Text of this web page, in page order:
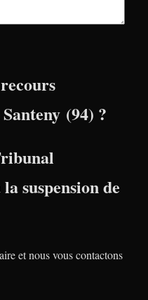
(94) ?
suspension de
et nous vous contactons